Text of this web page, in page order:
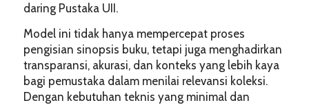
daring Pustaka UII.
Model ini tidak hanya mempercepat proses
pengisian sinopsis buku, tetapi juga menghadirkan
transparansi, akurasi, dan konteks yang lebih kaya
bagi pemustaka dalam menilai relevansi koleksi.
Dengan kebutuhan teknis yang minimal dan